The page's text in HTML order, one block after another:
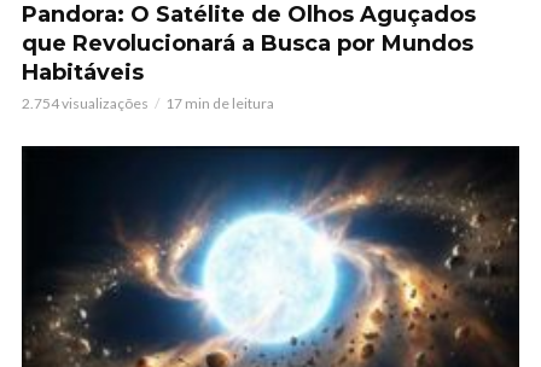
Pandora: O Satélite de Olhos Aguçados
que Revolucionará a Busca por Mundos
Habitáveis
2.754 visualizações 17 min de leitura